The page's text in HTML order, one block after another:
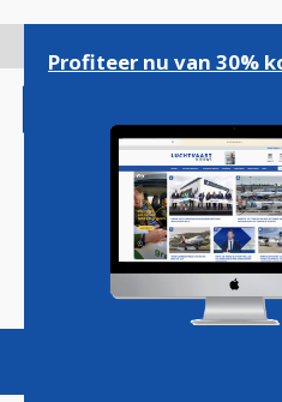
gaan
Magazine
Profiteer nu van 30%